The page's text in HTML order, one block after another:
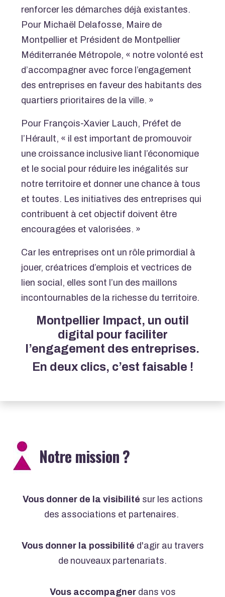
renforcer les démarches déjà existantes.
Pour Michaël Delafosse, Maire de
Montpellier et Président de Montpellier
Méditerranée Métropole, « notre volonté est
d’accompagner avec force l’engagement
des entreprises en faveur des habitants des
quartiers prioritaires de la ville. »
Pour François-Xavier Lauch, Préfet de
l’Hérault, « il est important de promouvoir
une croissance inclusive liant l’économique
et le social pour réduire les inégalités sur
notre territoire et donner une chance à tous
et toutes. Les initiatives des entreprises qui
contribuent à cet objectif doivent être
encouragées et valorisées. »
Car les entreprises ont un rôle primordial à
jouer, créatrices d’emplois et vectrices de
lien social, elles sont l’un des maillons
incontournables de la richesse du territoire.
Montpellier Impact, un outil
digital pour faciliter
l’engagement des entreprises.
En deux clics, c’est faisable !
Notre mission ?
Vous donner de la visibilité sur les actions
des associations et partenaires.
Vous donner la possibilité d'agir au travers
de nouveaux partenariats.
Vous accompagnerdans vos